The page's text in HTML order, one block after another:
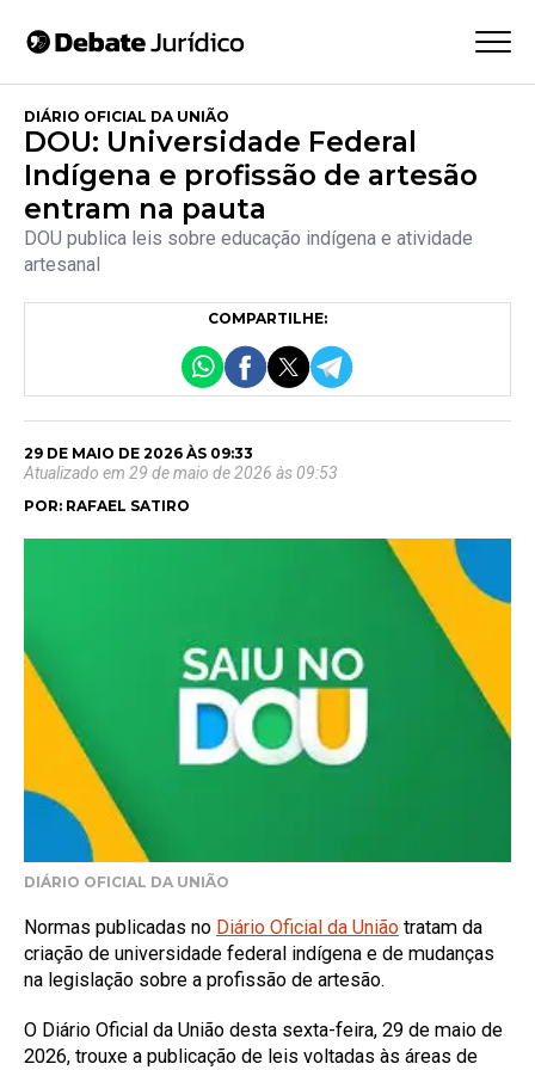
DIÁRIO OFICIAL DA UNIÃO
DOU: Universidade Federal
Indígena e profissão de artesão
entram na pauta
DOU publica leis sobre educação indígena e atividade
artesanal
COMPARTILHE:
29 DE MAIO DE 2026 ÀS 09:33
Atualizado em 29 de maio de 2026 às 09:53
POR: RAFAEL SATIRO
DIÁRIO OFICIAL DA UNIÃO
Normas publicadas no Diário Oficial da União tratam da
criação de universidade federal indígena e de mudanças
na legislação sobre a profissão de artesão.
O Diário Oficial da União desta sexta-feira, 29 de maio de
2026, trouxe a publicação de leis voltadas às áreas de